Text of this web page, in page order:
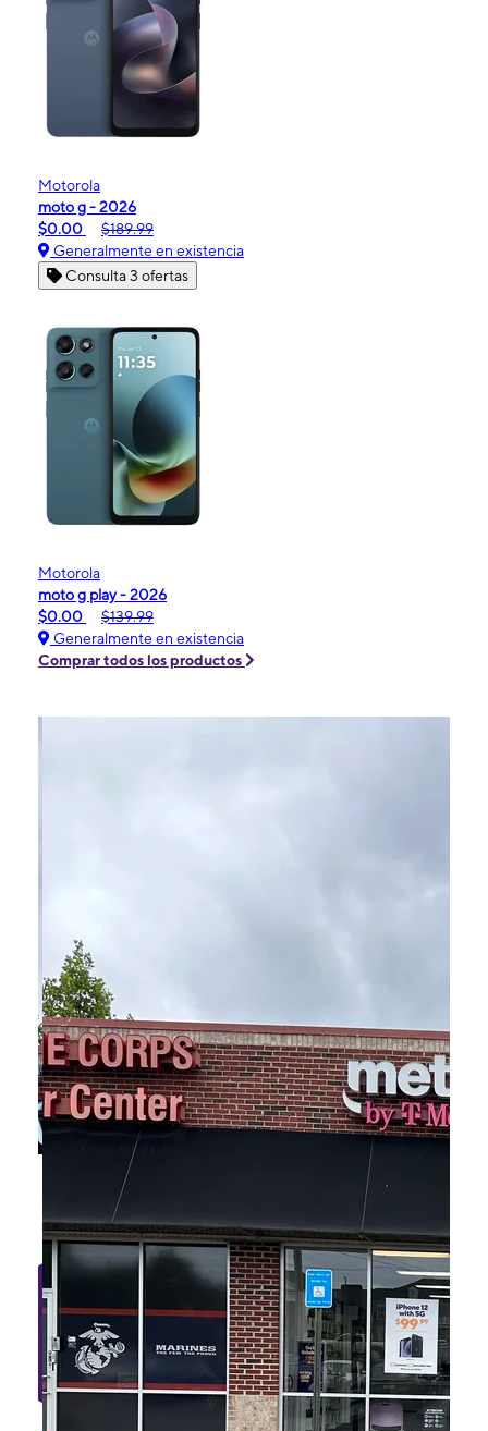
Motorola
moto g - 2026
$0.00
$189.99
Generalmente en existencia
Consulta 3 ofertas
Motorola
moto g play - 2026
$0.00
$139.99
Generalmente en existencia
Comprar todos los productos